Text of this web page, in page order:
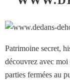
Patrimoine secret,
découvrez avec
parties fermées au